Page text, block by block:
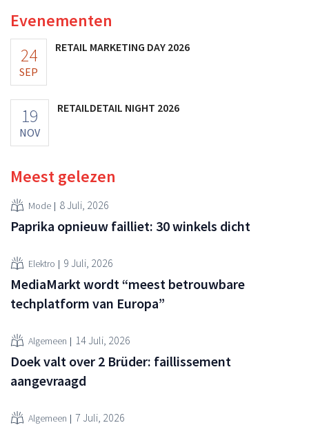
Evenementen
24
SEP
RETAIL MARKETING DAY 2026
19
NOV
RETAILDETAIL NIGHT 2026
Meest gelezen
Mode 8 Juli, 2026
Paprika opnieuw failliet: 30 winkels dicht
Elektro 9 Juli, 2026
MediaMarkt wordt “meest betrouwbare
techplatform van Europa”
Algemeen 14 Juli, 2026
Doek valt over 2 Brüder: faillissement
aangevraagd
Algemeen 7 Juli, 2026